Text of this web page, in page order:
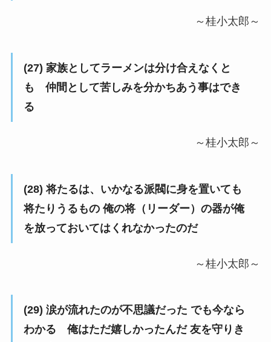
～桂小太郎～
(27) 家族としてラーメンは分け合えなくと
も 仲間として苦しみを分かちあう事はでき
る
～桂小太郎～
(28) 将たるは、いかなる派閥に身を置いても
将たりうるもの 俺の将（リーダー）の器が俺
を放っておいてはくれなかったのだ
～桂小太郎～
(29) 涙が流れたのが不思議だった でも今なら
わかる 俺はただ嬉しかったんだ 友を守りき